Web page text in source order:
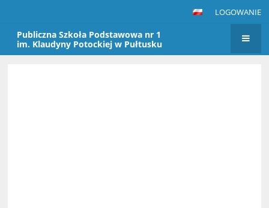
LOGOWANIE
Publiczna Szkoła Podstawowa nr 1
im. Klaudyny Potockiej w Pułtusku